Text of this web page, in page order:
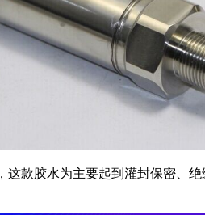
，这款胶水为主要起到灌封保密、